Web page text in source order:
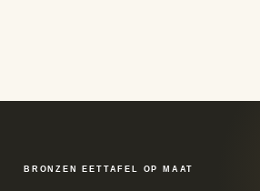
BRONZEN EETTAFEL OP MAAT